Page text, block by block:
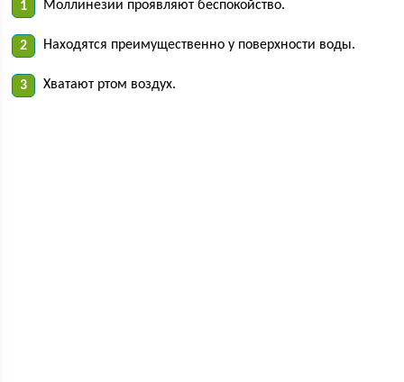
Моллинезии проявляют беспокойство.
Находятся преимущественно у поверхности воды.
Хватают ртом воздух.